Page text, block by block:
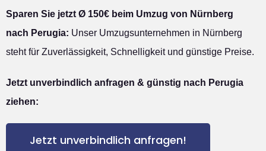
Sparen Sie jetzt Ø 150€ beim Umzug von Nürnberg
nach Perugia: Unser Umzugsunternehmen in Nürnberg
steht für Zuverlässigkeit, Schnelligkeit und günstige Preise.
Jetzt unverbindlich anfragen & günstig nach Perugia
ziehen:
Jetzt unverbindlich anfragen!